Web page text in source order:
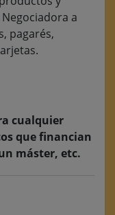
a
pagarés,
cualquier
que financian
máster, etc.